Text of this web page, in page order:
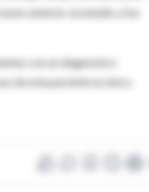
anterior al estudio y fue
con un diagnóstico
de esta paciente es único.